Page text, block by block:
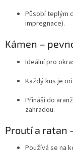
Působí teplým
impregnace).
Kámen –
Ideální pro
Každý kus je
Přináší do
zahradou.
Proutí a ratan
Používá se na